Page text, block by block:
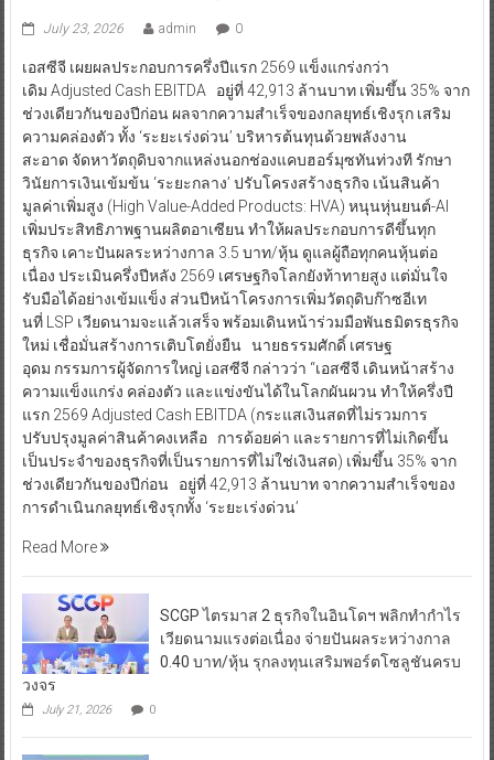
July 23, 2026 admin 0
เอสซีจี เผยผลประกอบการครึ่งปีแรก 2569 แข็งแกร่งกว่า
เดิม Adjusted Cash EBITDA อยู่ที่ 42,913 ล้านบาท เพิ่มขึ้น 35% จาก
ช่วงเดียวกันของปีก่อน ผลจากความสำเร็จของกลยุทธ์เชิงรุก เสริม
ความคล่องตัว ทั้ง ‘ระยะเร่งด่วน’ บริหารต้นทุนด้วยพลังงาน
สะอาด จัดหาวัตถุดิบจากแหล่งนอกช่องแคบฮอร์มุซทันท่วงที รักษา
วินัยการเงินเข้มข้น ‘ระยะกลาง’ ปรับโครงสร้างธุรกิจ เน้นสินค้า
มูลค่าเพิ่มสูง (High Value-Added Products: HVA) หนุนหุ่นยนต์-AI
เพิ่มประสิทธิภาพฐานผลิตอาเซียน ทำให้ผลประกอบการดีขึ้นทุก
ธุรกิจ เคาะปันผลระหว่างกาล 3.5 บาท/หุ้น ดูแลผู้ถือทุกคนหุ้นต่อ
เนื่อง ประเมินครึ่งปีหลัง 2569 เศรษฐกิจโลกยังท้าทายสูง แต่มั่นใจ
รับมือได้อย่างเข้มแข็ง ส่วนปีหน้าโครงการเพิ่มวัตถุดิบก๊าซอีเท
นที่ LSP เวียดนามจะแล้วเสร็จ พร้อมเดินหน้าร่วมมือพันธมิตรธุรกิจ
ใหม่ เชื่อมั่นสร้างการเติบโตยั่งยืน นายธรรมศักดิ์ เศรษฐ
อุดม กรรมการผู้จัดการใหญ่ เอสซีจี กล่าวว่า “เอสซีจี เดินหน้าสร้าง
ความแข็งแกร่ง คล่องตัว และแข่งขันได้ในโลกผันผวน ทำให้ครึ่งปี
แรก 2569 Adjusted Cash EBITDA (กระแสเงินสดที่ไม่รวมการ
ปรับปรุงมูลค่าสินค้าคงเหลือ การด้อยค่า และรายการที่ไม่เกิดขึ้น
เป็นประจำของธุรกิจที่เป็นรายการที่ไม่ใช่เงินสด) เพิ่มขึ้น 35% จาก
ช่วงเดียวกันของปีก่อน อยู่ที่ 42,913 ล้านบาท จากความสำเร็จของ
การดำเนินกลยุทธ์เชิงรุกทั้ง ‘ระยะเร่งด่วน’
Read More
SCGP ไตรมาส 2 ธุรกิจในอินโดฯ พลิกทำกำไร
เวียดนามแรงต่อเนื่อง จ่ายปันผลระหว่างกาล
0.40 บาท/หุ้น รุกลงทุนเสริมพอร์ตโซลูชันครบ
วงจร
July 21, 2026 0